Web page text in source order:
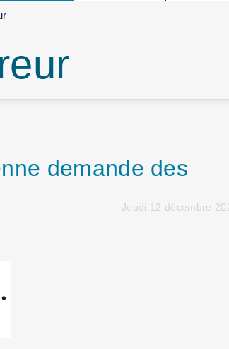
demande des
Jeudi 12 décembre